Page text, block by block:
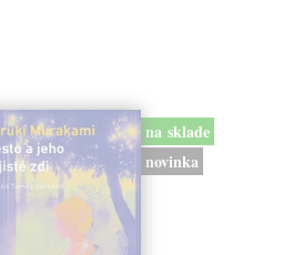
na sklade
novinka